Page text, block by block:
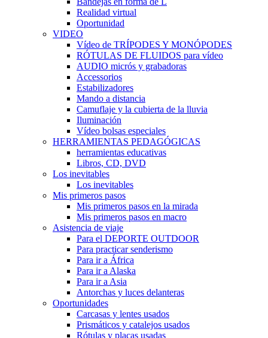
Realidad virtual
Oportunidad
VIDEO
Vídeo de TRÍPODES Y MONÓPODES
RÓTULAS DE FLUIDOS para vídeo
AUDIO micrós y grabadoras
Accessorios
Estabilizadores
Mando a distancia
Camuflaje y la cubierta de la lluvia
Iluminación
Vídeo bolsas especiales
HERRAMIENTAS PEDAGÓGICAS
herramientas educativas
Libros, CD, DVD
Los inevitables
Los inevitables
Mis primeros pasos
Mis primeros pasos en la mirada
Mis primeros pasos en macro
Asistencia de viaje
Para el DEPORTE OUTDOOR
Para practicar senderismo
Para ir a África
Para ir a Alaska
Para ir a Asia
Antorchas y luces delanteras
Oportunidades
Carcasas y lentes usados
Prismáticos y catalejos usados
Rótulas y placas usadas